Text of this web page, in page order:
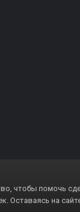
чтобы помочь
Оставаясь на